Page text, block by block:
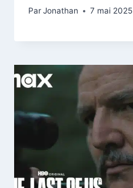
ParJonathan 7 mai 2025